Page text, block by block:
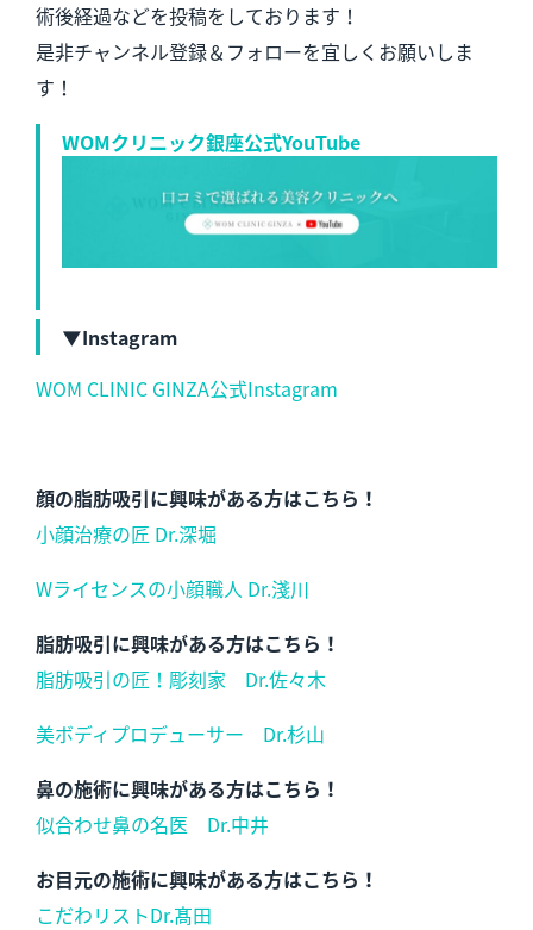
術後経過などを投稿をしております！
是非チャンネル登録＆フォローを宜しくお願いしま
す！
WOMクリニック銀座公式YouTube
▼Instagram
WOM CLINIC GINZA公式Instagram
顔の脂肪吸引に興味がある方はこちら！
小顔治療の匠 Dr.深堀
Wライセンスの小顔職人 Dr.淺川
脂肪吸引に興味がある方はこちら！
脂肪吸引の匠！彫刻家 Dr.佐々木
美ボディプロデューサー Dr.杉山
鼻の施術に興味がある方はこちら！
似合わせ鼻の名医 Dr.中井
お目元の施術に興味がある方はこちら！
こだわリストDr.髙田